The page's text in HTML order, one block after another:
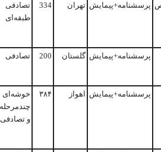
پرسشنامه+پیمایش تهران 334
تصادفی
طبقه‌ای
پرسشنامه+پیمایش گلستان 200 تصادفی
پرسشنامه+پیمایش اهواز ۳۸۴
خوشه‌ای
و تصادفی